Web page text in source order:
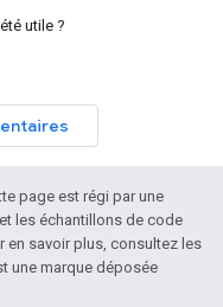
utile ?
page est régi par une
les échantillons de code
en savoir plus, consultez les
une marque déposée